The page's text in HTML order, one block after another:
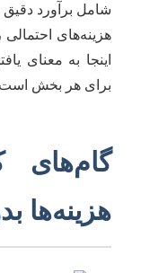
شامل برآورد
هزینه‌های احتمالی
اینجا به معنای
برای هر بخش
گام‌های
هزینه‌ها